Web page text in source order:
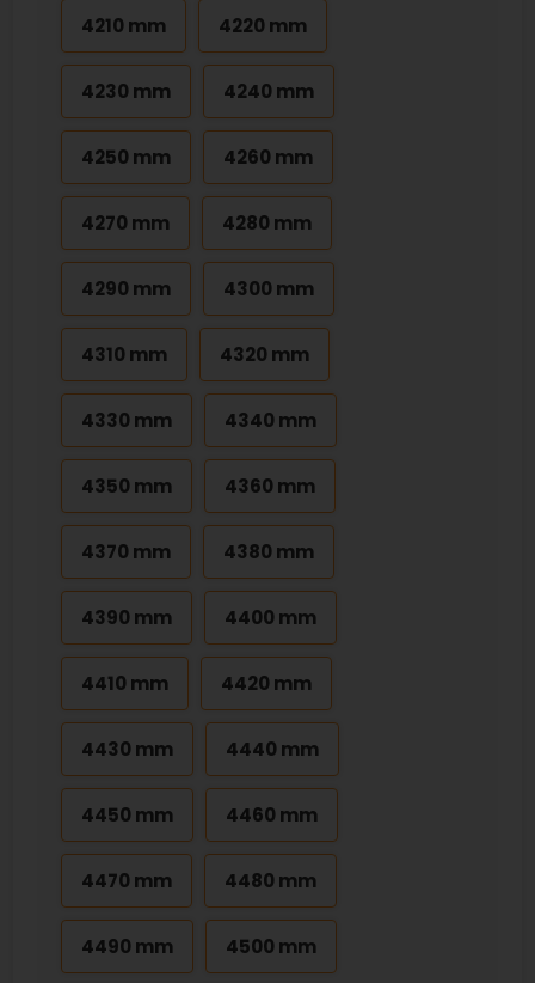
4210 mm 4220 mm
4230 mm 4240 mm
4250 mm 4260 mm
4270 mm 4280 mm
4290 mm 4300 mm
4310 mm 4320 mm
4330 mm 4340 mm
4350 mm 4360 mm
4370 mm 4380 mm
4390 mm 4400 mm
4410 mm 4420 mm
4430 mm 4440 mm
4450 mm 4460 mm
4470 mm 4480 mm
4490 mm 4500 mm